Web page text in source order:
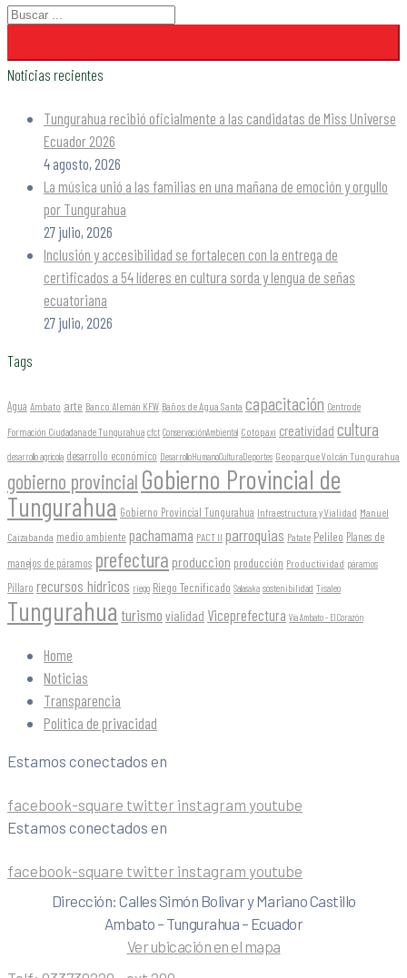
Noticias recientes
Tungurahua recibió oficialmente a las candidatas de Miss Universe
Ecuador 2026
4 agosto, 2026
La música unió a las familias en una mañana de emoción y orgullo
por Tungurahua
27 julio, 2026
Inclusión y accesibilidad se fortalecen con la entrega de
certificados a 54 líderes en cultura sorda y lengua de señas
ecuatoriana
27 julio, 2026
Tags
Agua Ambato arte Banco Alemán KFW Baños de Agua Santa capacitación Centro de
Formación Ciudadana de Tungurahua cfct ConservaciónAmbiental Cotopaxi creatividad cultura
desarrollo agrícola desarrollo económico DesarrolloHumanoCulturaDeportes Geoparque Volcán Tungurahua
gobierno provincial Gobierno Provincial de
Tungurahua Gobierno Provincial Tungurahua Infraestructura y Vialidad Manuel
Caizabanda medio ambiente pachamama PACT II parroquias Patate Pelileo Planes de
manejos de páramos prefectura produccion producción Productividad páramos
Píllaro recursos hídricos riego Riego Tecnificado Salasaka sostenibilidad Tisaleo
Tungurahua turismo vialidad Viceprefectura Vía Ambato - El Corazón
Home
Noticias
Transparencia
Política de privacidad
Estamos conectados en
facebook-square twitter instagram youtube
Estamos conectados en
facebook-square twitter instagram youtube
Dirección: Calles Simón Bolivar y Mariano Castillo
Ambato – Tungurahua – Ecuador
Ver ubicación en el mapa